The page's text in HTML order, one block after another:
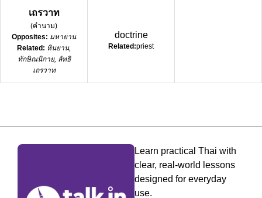
เถรวาท
(คำนาม)
Opposites: มหายาน
Related: หินยาน,
ทักษิณนิกาย, ลัทธิ
เถรวาท
doctrine
Related:priest
Learn practical Thai with
clear, real-world lessons
designed for everyday
use.